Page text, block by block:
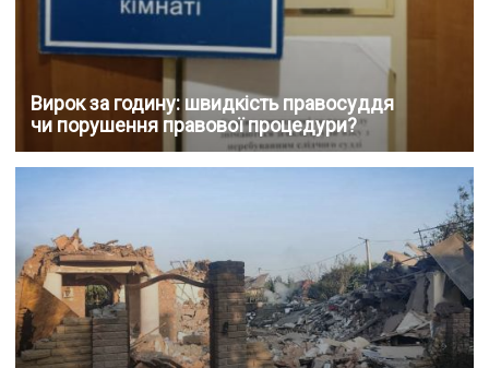
Вирок за годину: швидкість правосуддя
чи порушення правової процедури?